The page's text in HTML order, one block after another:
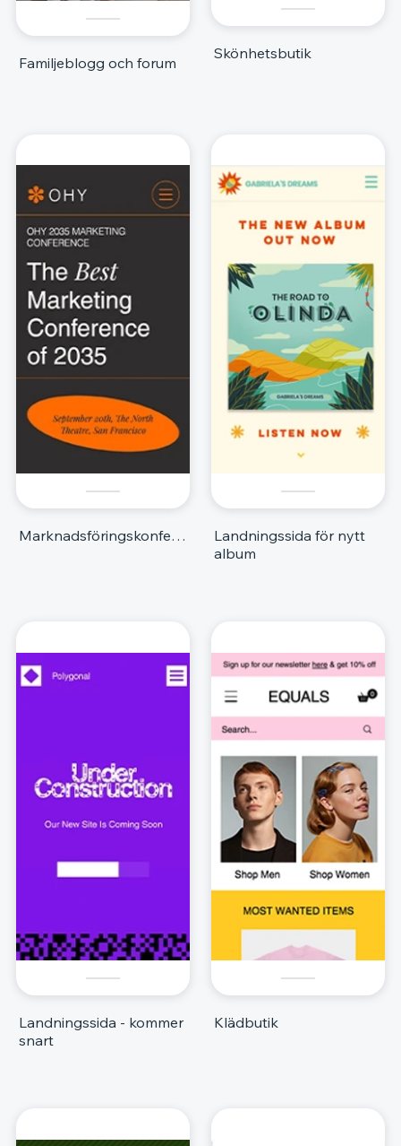
Familjeblogg och forum
Skönhetsbutik
Marknadsföringskonferens
Landningssida för nytt
album
Landningssida - kommer
snart
Klädbutik